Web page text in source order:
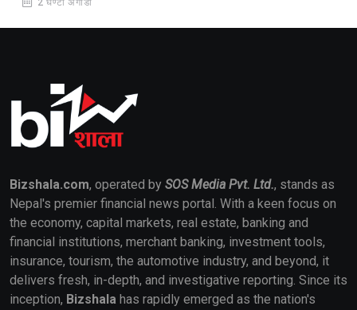
2 घण्टा अगाडी
Bizshala.com, operated by SOS Media Pvt. Ltd., stands as
Nepal's premier financial news portal. With a keen focus on
the economy, capital markets, real estate, banking and
financial institutions, merchant banking, investment tools,
insurance, tourism, the automotive industry, and beyond, it
delivers fresh, in-depth, and investigative reporting. Since its
inception, Bizshala has rapidly emerged as the nation's